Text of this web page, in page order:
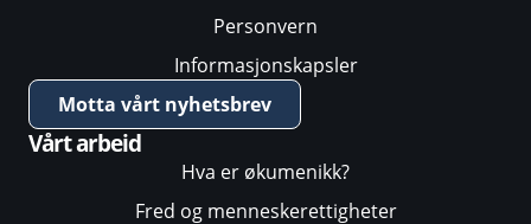
Personvern
Informasjonskapsler
Motta vårt nyhetsbrev
Vårt arbeid
Hva er økumenikk?
Fred og menneskerettigheter